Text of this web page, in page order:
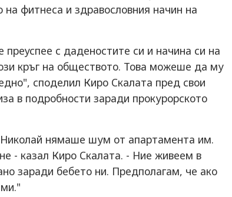
фитнеса и здравословния начин на
с даденостите си и начина си на
кръг на обществото. Това можеше да му
споделил Киро Скалата пред свои
в подробности заради прокурорското
нямаше шум от апартамента им.
- казал Киро Скалата. - Ние живеем в
заради бебето ни. Предполагам, че ако